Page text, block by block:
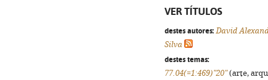
VER TÍTULOS
destes autores: David
Silva
destes temas:
77.04(=1:469)"20"(arte,